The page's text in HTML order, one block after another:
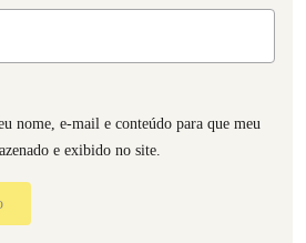
nome, e-mail e conteúdo para que meu
e exibido no site.